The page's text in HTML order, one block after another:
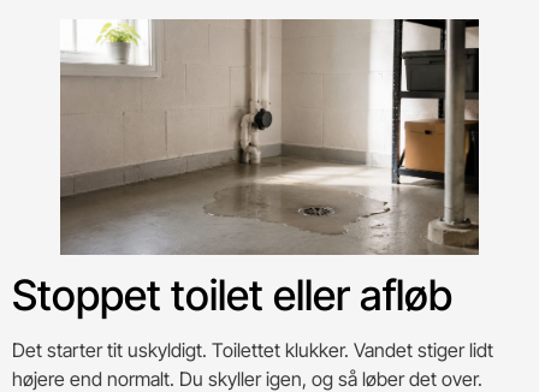
Stoppet toilet eller afløb
Det starter tit uskyldigt. Toilettet klukker. Vandet stiger lidt
højere end normalt. Du skyller igen, og så løber det over.